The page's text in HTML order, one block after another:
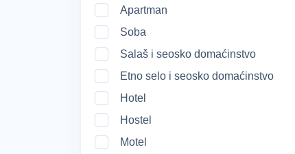
Apartman
Soba
Salaš i seosko domaćinstvo
Etno selo i seosko domaćinstvo
Hotel
Hostel
Motel